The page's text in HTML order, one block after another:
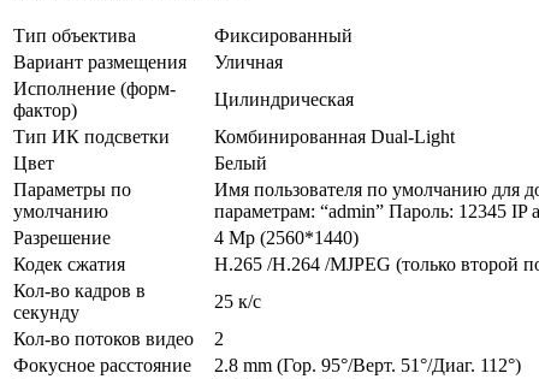
Тип объектива
Фиксированный
Вариант размещения
Уличная
Исполнение (форм-
фактор)
Цилиндрическая
Тип ИК подсветки
Комбинированная Dual-Light
Цвет
Белый
Параметры по
умолчанию
Имя пользователя по умолчанию для
параметрам: “admin” Пароль: 12345 IP
Разрешение
4 Mp (2560*1440)
Кодек сжатия
H.265 /H.264 /MJPEG (только второй
Кол-во кадров в
секунду
25 к/с
Кол-во потоков видео
2
Фокусное расстояние
2.8 mm (Гор. 95°/Верт. 51°/Диаг. 112°)